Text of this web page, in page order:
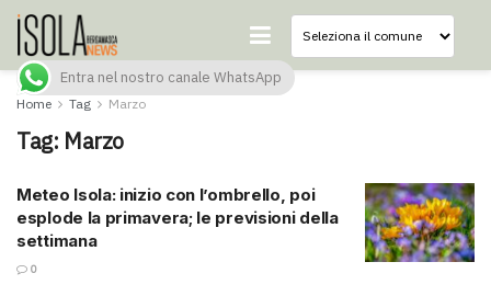
Home Tag Marzo
Tag: Marzo
Meteo Isola: inizio con l’ombrello, poi
esplode la primavera; le previsioni della
settimana
0
Entra nel nostro canale WhatsApp